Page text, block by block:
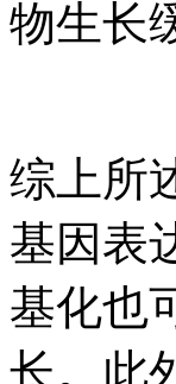
物生长
综上所
基因表
基化也
长。此